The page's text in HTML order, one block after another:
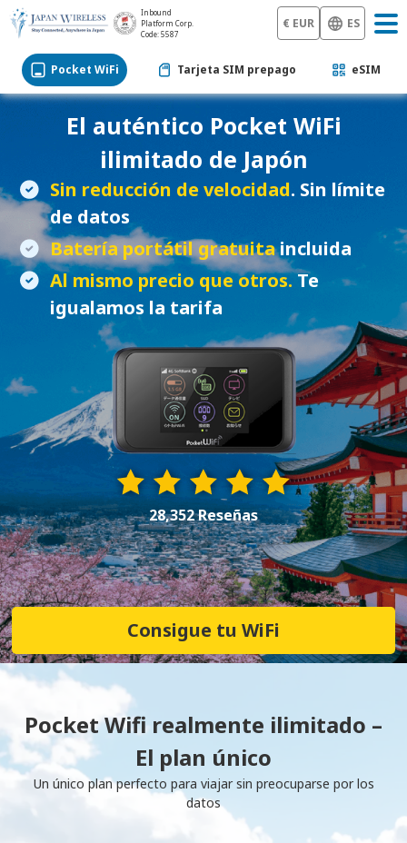
Inbound
Platform Corp.
Code: 5587
€ EUR ES
Pocket WiFi Tarjeta SIM prepago eSIM
El auténtico Pocket WiFi
ilimitado de Japón
Sin reducción de velocidad. Sin límite
de datos
Batería portátil gratuitaincluida
Al mismo precio que otros.Te
igualamos la tarifa
28,352 Reseñas
Consigue tu WiFi
Pocket Wifi realmente ilimitado –
El plan único
Un único plan perfecto para viajar sin preocuparse por los
datos